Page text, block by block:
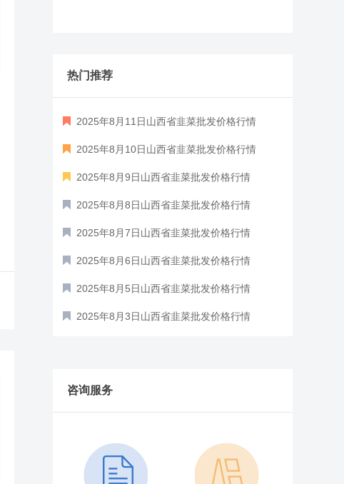
热门推荐
2025年8月11日山西省韭菜批发价格行情
2025年8月10日山西省韭菜批发价格行情
2025年8月9日山西省韭菜批发价格行情
2025年8月8日山西省韭菜批发价格行情
2025年8月7日山西省韭菜批发价格行情
2025年8月6日山西省韭菜批发价格行情
2025年8月5日山西省韭菜批发价格行情
2025年8月3日山西省韭菜批发价格行情
咨询服务